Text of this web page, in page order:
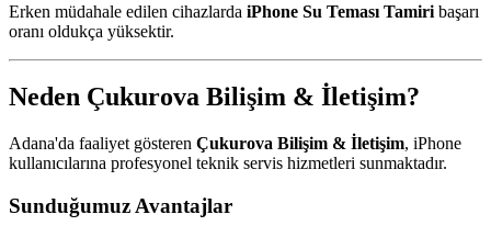
Erken müdahale edilen cihazlarda iPhone Su Teması Tamiri başarı
oranı oldukça yüksektir.
Neden Çukurova Bilişim & İletişim?
Adana'da faaliyet gösteren Çukurova Bilişim & İletişim, iPhone
kullanıcılarına profesyonel teknik servis hizmetleri sunmaktadır.
Sunduğumuz Avantajlar